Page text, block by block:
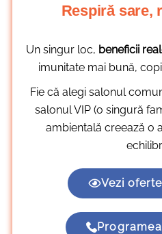
Respiră sare,
Un singur loc, beneficii
imunitate mai bună,
Fie că alegi salonul
salonul VIP (o singură
ambientală creează o
Vezi